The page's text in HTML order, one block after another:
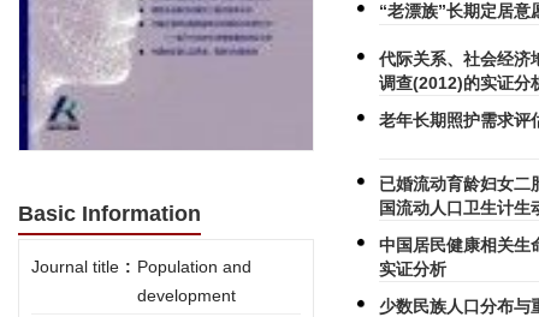
Basic Information
Journal title : Population and
development
“老漂族”长期定居
代际关系、社会经
调查(2012)的实证分
老年长期照护需求评
已婚流动育龄妇女
国流动人口卫生计生
中国居民健康相关
实证分析
少数民族人口分布与